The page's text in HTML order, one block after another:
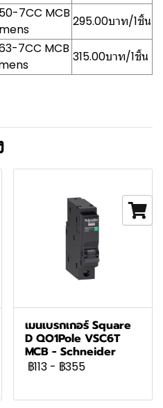
7CC MCB
295.00บาท/1ชิ้น
7CC MCB
315.00บาท/1ชิ้น
เมนเบรกเกอร์ Square
D QO1Pole VSC6T
MCB - Schneider
฿113 - ฿355